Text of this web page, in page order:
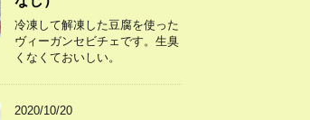
冷凍して解凍した豆腐を使った
ヴィーガンセビチェです。生臭
くなくておいしい。
2020/10/20